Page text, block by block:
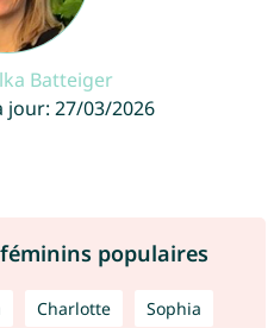
Batteiger
jour: 27/03/2026
populaires
Charlotte Sophia